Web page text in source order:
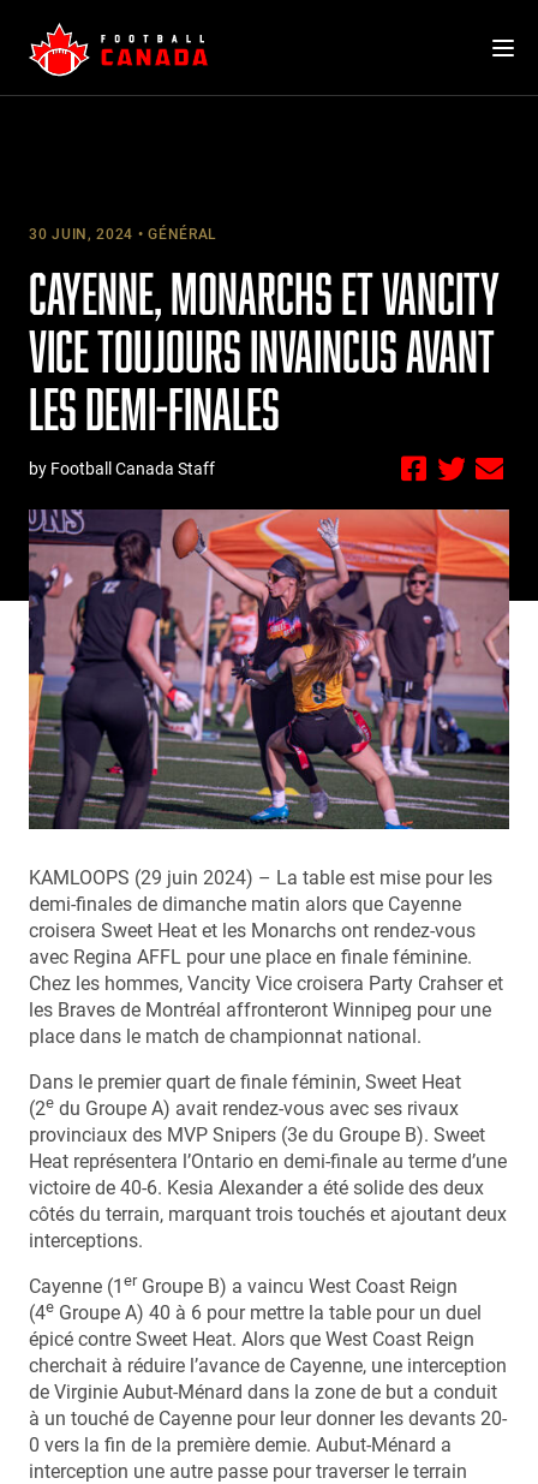
content
30 JUIN, 2024 GÉNÉRAL
CAYENNE, MONARCHS ET VANCITY
VICE TOUJOURS INVAINCUS AVANT
LES DEMI-FINALES
by Football Canada Staff
KAMLOOPS (29 juin 2024) – La table est mise pour les
demi-finales de dimanche matin alors que Cayenne
croisera Sweet Heat et les Monarchs ont rendez-vous
avec Regina AFFL pour une place en finale féminine.
Chez les hommes, Vancity Vice croisera Party Crahser et
les Braves de Montréal affronteront Winnipeg pour une
place dans le match de championnat national.
Dans le premier quart de finale féminin, Sweet Heat
(2e du Groupe A) avait rendez-vous avec ses rivaux
provinciaux des MVP Snipers (3e du Groupe B). Sweet
Heat représentera l’Ontario en demi-finale au terme d’une
victoire de 40-6. Kesia Alexander a été solide des deux
côtés du terrain, marquant trois touchés et ajoutant deux
interceptions.
Cayenne (1 erGroupe B) a vaincu West Coast Reign
(4e Groupe A) 40 à 6 pour mettre la table pour un duel
épicé contre Sweet Heat. Alors que West Coast Reign
cherchait à réduire l’avance de Cayenne, une interception
de Virginie Aubut-Ménard dans la zone de but a conduit
à un touché de Cayenne pour leur donner les devants 20-
0 vers la fin de la première demie. Aubut-Ménard a
interception une autre passe pour traverser le terrain